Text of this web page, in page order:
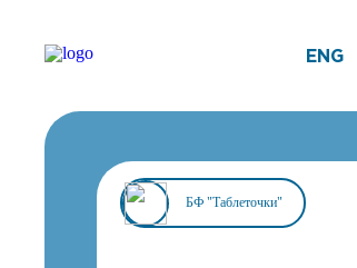
ENG
БФ "Таблеточки"